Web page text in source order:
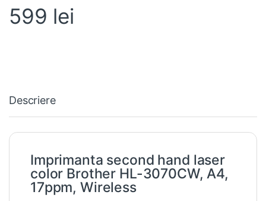
599 lei
Descriere
Imprimanta second hand laser
color Brother HL-3070CW, A4,
17ppm, Wireless